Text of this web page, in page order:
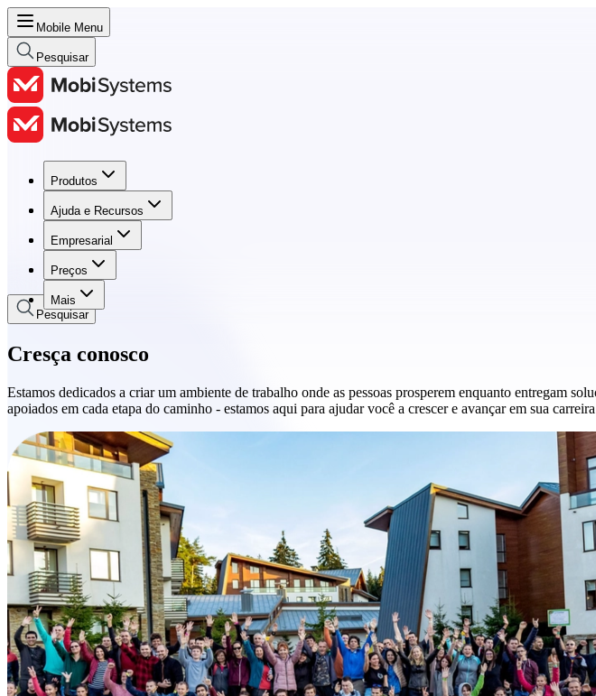
Mobile Menu
Pesquisar
Produtos
Ajuda e Recursos
Empresarial
Preços
Mais
Produtos
Ajuda e Recursos
Empresarial
Preços
Pesquisar
Cresça conosco
Estamos dedicados a criar um ambiente de trabalho onde as pessoas prosperem enquanto entregam
apoiados em cada etapa do caminho - estamos aqui para ajudar você a crescer e avançar em sua